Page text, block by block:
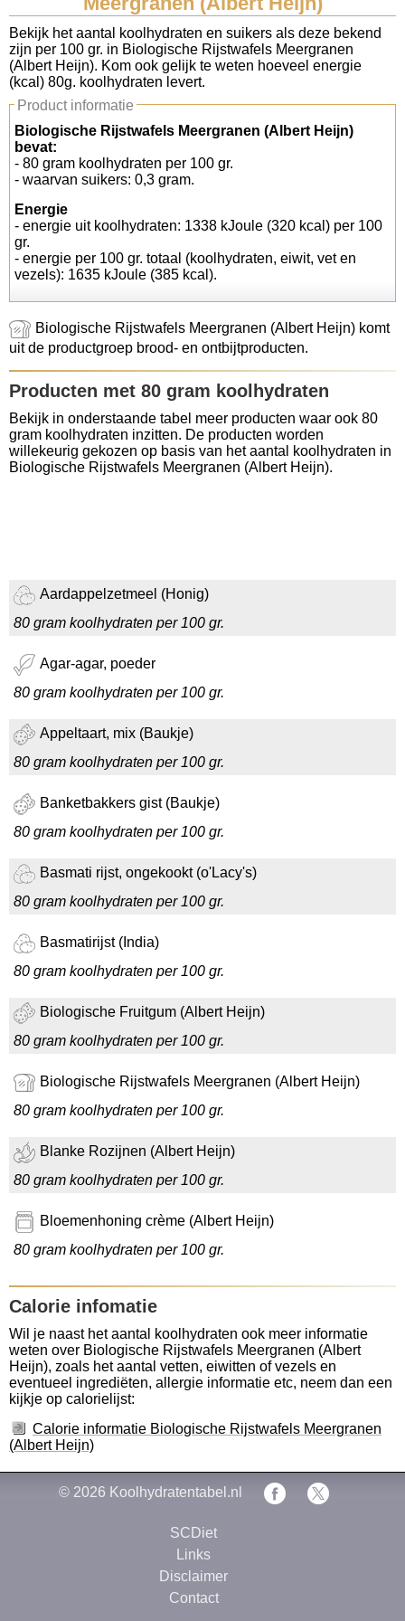
Koolhydraten tellen
Links
Bekijk het aantal koolhydraten en suikers als deze bekend
zijn per 100 gr. in Biologische Rijstwafels Meergranen
(Albert Heijn). Kom ook gelijk te weten hoeveel energie
(kcal) 80g. koolhydraten levert.
Product informatie
Biologische Rijstwafels Meergranen (Albert Heijn)
bevat:
- 80 gram koolhydraten per 100 gr.
- waarvan suikers: 0,3 gram.
Energie
- energie uit koolhydraten: 1338 kJoule (320 kcal) per 100
gr.
- energie per 100 gr. totaal (koolhydraten, eiwit, vet en
vezels): 1635 kJoule (385 kcal).
Biologische Rijstwafels Meergranen (Albert Heijn) komt
uit de productgroep brood- en ontbijtproducten.
Producten met 80 gram koolhydraten
Bekijk in onderstaande tabel meer producten waar ook 80
gram koolhydraten inzitten. De producten worden
willekeurig gekozen op basis van het aantal koolhydraten in
Biologische Rijstwafels Meergranen (Albert Heijn).
Aardappelzetmeel (Honig)
80 gram koolhydraten per 100 gr.
Agar-agar, poeder
80 gram koolhydraten per 100 gr.
Appeltaart, mix (Baukje)
80 gram koolhydraten per 100 gr.
Banketbakkers gist (Baukje)
80 gram koolhydraten per 100 gr.
Basmati rijst, ongekookt (o'Lacy's)
80 gram koolhydraten per 100 gr.
Basmatirijst (India)
80 gram koolhydraten per 100 gr.
Biologische Fruitgum (Albert Heijn)
80 gram koolhydraten per 100 gr.
Biologische Rijstwafels Meergranen (Albert Heijn)
80 gram koolhydraten per 100 gr.
Blanke Rozijnen (Albert Heijn)
80 gram koolhydraten per 100 gr.
Bloemenhoning crème (Albert Heijn)
80 gram koolhydraten per 100 gr.
Calorie infomatie
Wil je naast het aantal koolhydraten ook meer informatie
weten over Biologische Rijstwafels Meergranen (Albert
Heijn), zoals het aantal vetten, eiwitten of vezels en
eventueel ingrediëten, allergie informatie etc, neem dan een
kijkje op calorielijst:
Calorie informatie Biologische Rijstwafels Meergranen
(Albert Heijn)
© 2026 Koolhydratentabel.nl
SCDiet
Links
Disclaimer
Contact